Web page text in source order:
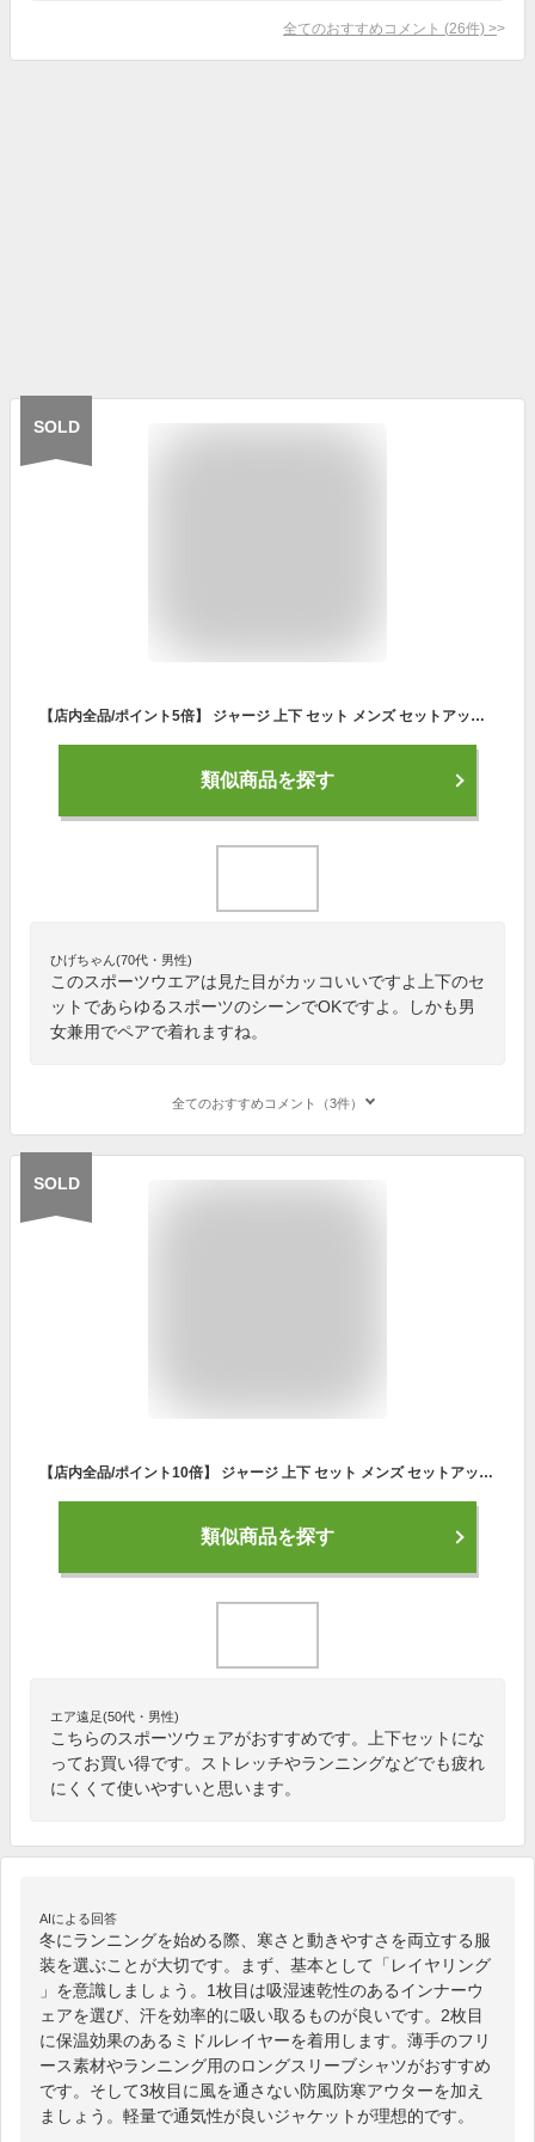
全てのおすすめコメント (26件) >
SOLD
【店内全品/ポイント5倍】 ジャージ 上下 セット メンズ セットアップ (2720/19B)【 吸汗速乾 】 スポーツウェア ランニングウェア トレーニングウェア 上下組 上下セット 長袖 パーカー ジャージパンツ レディース 男女兼用 秋 冬
類似商品を探す
ひげちゃん(70代・男性)
このスポーツウエアは見た目がカッコいいですよ上下のセ
ットであらゆるスポーツのシーンでOKですよ。しかも男
女兼用でペアで着れますね。
全てのおすすめコメント（3件）
SOLD
【店内全品/ポイント10倍】 ジャージ 上下 セット メンズ セットアップ (2717/19A)【 吸汗速乾 】 スポーツウェア ランニングウェア トレーニングウェア 上下組 上下セット 長袖 パーカー ジャージパンツ レディース 男女兼用 秋 冬
類似商品を探す
エア遠足(50代・男性)
こちらのスポーツウェアがおすすめです。上下セットにな
ってお買い得です。ストレッチやランニングなどでも疲れ
にくくて使いやすいと思います。
AIによる回答
冬にランニングを始める際、寒さと動きやすさを両立する服
装を選ぶことが大切です。まず、基本として「レイヤリング
」を意識しましょう。1枚目は吸湿速乾性のあるインナーウ
ェアを選び、汗を効率的に吸い取るものが良いです。2枚目
に保温効果のあるミドルレイヤーを着用します。薄手のフリ
ース素材やランニング用のロングスリーブシャツがおすすめ
です。そして3枚目に風を通さない防風防寒アウターを加え
ましょう。軽量で通気性が良いジャケットが理想的です。